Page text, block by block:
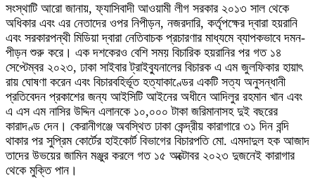
সংস্থাটি আরো জানায়, ফ্যাসিবাদী আওয়ামী লীগ সরকার ২০১৩ সাল থেকে
অধিকার এবং এর নেতাদের ওপর নিপীড়ন, নজরদারি, কর্তৃপক্ষের দ্বারা হয়রানি
এবং সরকারপন্থী মিডিয়া দ্বারা নেতিবাচক প্রচারণার মাধ্যমে ব্যাপকভাবে দমন-
পীড়ন শুরু করে। এক দশকেরও বেশি সময় বিচারিক হয়রানির পর গত ১৪
সেপ্টেম্বর ২০২৩, ঢাকা সাইবার ট্রাইব্যুনালের বিচারক এ এম জুলফিকার হায়াৎ
রায় ঘোষণা করেন এবং বিচারবহির্ভূত হত্যাকাণ্ডের একটি সত্য অনুসন্ধানী
প্রতিবেদন প্রকাশের জন্য আইসিটি আইনের অধীনে আদিলুর রহমান খান এবং
এ এস এম নাসির উদ্দিন এলানকে ১০,০০০ টাকা জরিমানাসহ দুই বছরের
কারাদণ্ড দেন। কেরানীগঞ্জে অবস্থিত ঢাকা কেন্দ্রীয় কারাগারে ৩১ দিন বন্দি
থাকার পর সুপ্রিম কোর্টের হাইকোর্ট বিভাগের বিচারপতি মো. এমদাদুল হক আজাদ
তাদের উভয়ের জামিন মঞ্জুর করলে গত ১৫ অক্টোবর ২০২৩ দুজনেই কারাগার
থেকে মুক্তি পান।